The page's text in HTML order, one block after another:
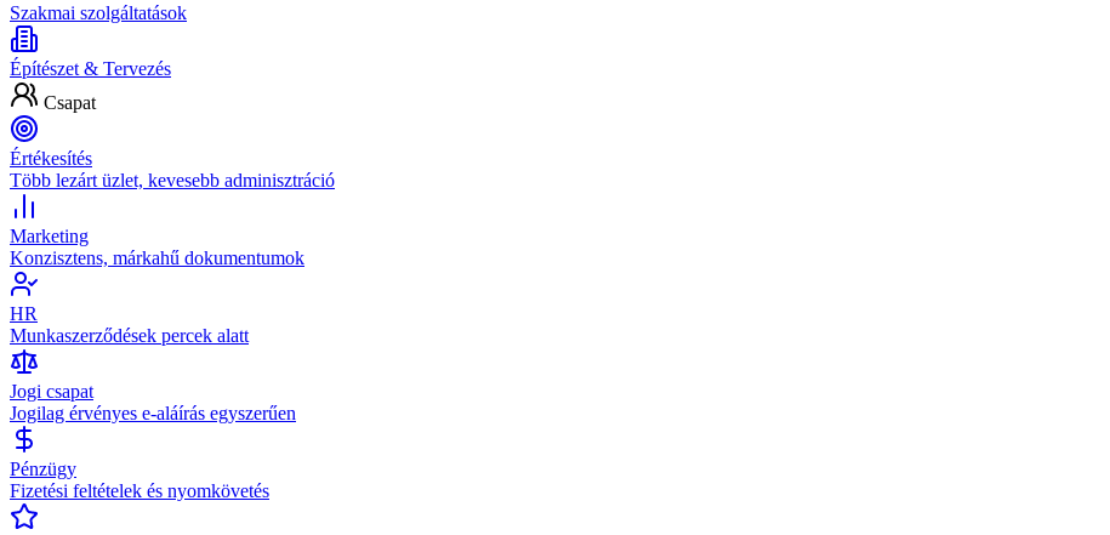
Szakmai szolgáltatások
Építészet & Tervezés
Csapat
Értékesítés
Több lezárt üzlet, kevesebb adminisztráció
Marketing
Konzisztens, márkahű dokumentumok
HR
Munkaszerződések percek alatt
Jogi csapat
Jogilag érvényes e-aláírás egyszerűen
Pénzügy
Fizetési feltételek és nyomkövetés